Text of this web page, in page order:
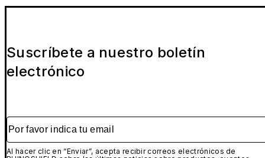
Suscríbete a nuestro boletín
electrónico
Por favor indica tu email
Al hacer clic en “Enviar”, acepta recibir correos electrónicos de